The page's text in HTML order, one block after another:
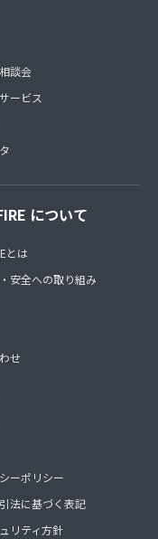
談会
ービス
について
とは
安全への取り組み
せ
ーポリシー
法に基づく表記
リティ方針